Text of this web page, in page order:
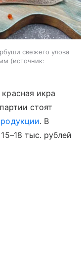
свежего улова
источник:
икра
стоят
. В
тыс. рублей